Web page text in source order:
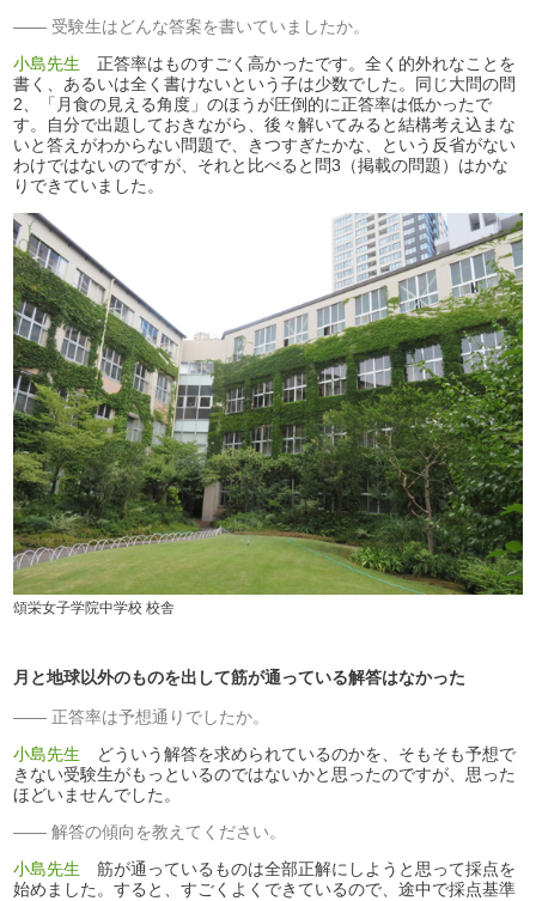
受験生はどんな答案を書いていましたか。
小島先生 正答率はものすごく高かったです。全く的外れなことを
書く、あるいは全く書けないという子は少数でした。同じ大問の問
2、「月食の見える角度」のほうが圧倒的に正答率は低かったで
す。自分で出題しておきながら、後々解いてみると結構考え込まな
いと答えがわからない問題で、きつすぎたかな、という反省がない
わけではないのですが、それと比べると問3（掲載の問題）はかな
りできていました。
頌栄女子学院中学校 校舎
月と地球以外のものを出して筋が通っている解答はなかった
正答率は予想通りでしたか。
小島先生 どういう解答を求められているのかを、そもそも予想で
きない受験生がもっといるのではないかと思ったのですが、思った
ほどいませんでした。
解答の傾向を教えてください。
小島先生 筋が通っているものは全部正解にしようと思って採点を
始めました。すると、すごくよくできているので、途中で採点基準